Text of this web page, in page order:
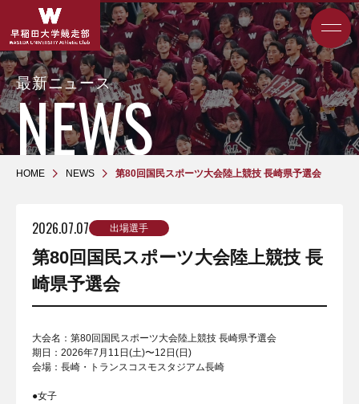
最新ニュース
HOME NEWS 第80回国民スポーツ大会陸上競技 長崎県予選会
2026.07.07 出場選手
第80回国民スポーツ大会陸上競技 長
崎県予選会
大会名：第80回国民スポーツ大会陸上競技 長崎県予選会
期日：2026年7月11日(土)〜12日(日)
会場：長崎・トランスコスモスタジアム長崎
●女子